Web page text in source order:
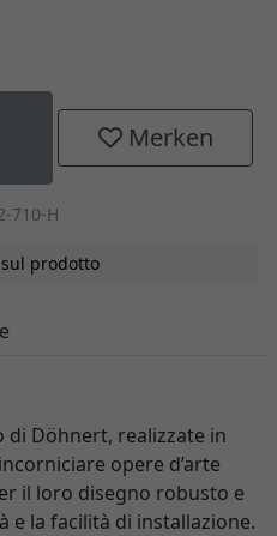
Merken
710-H
prodotto
di Döhnert, realizzate in
opere d’arte
il loro disegno robusto e
e la facilità di installazione.